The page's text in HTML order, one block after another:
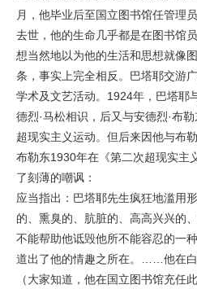
月，他毕业后至国立图书馆任管理
去世，他的生命几乎都是在图书馆
想当然地以为他的生活和思想就像
条，事实上完全相反。巴塔耶交游
学术及文艺活动。1924年，巴塔耶
德烈·马松相识，后又与安德烈·布
超现实主义运动。但后来因他与布
布勒东1930年在《第二次超现实主
了刻薄的嘲讽：
应当指出：巴塔耶先生疯狂地滥用
的、熏臭的、肮脏的、高高兴兴的
不能帮助他诋毁他所不能容忍的一
道出了他的情趣之所在。……他在
（大家知道，他在国立图书馆充任